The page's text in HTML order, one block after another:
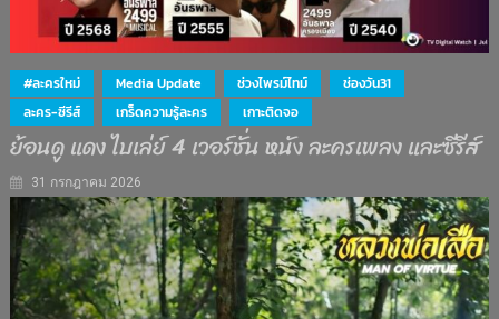
#ละครใหม่ Media Update ช่วงไพรม์ไทม์
ช่องวัน31
ละคร-ซีรีส์
เกร็ดความรู้ละคร เกาะติดจอ
ย้อนดู แดง ไบเล่ย์ 4 เวอร์ชั่น หนัง ละครเพลง และซีรีส์
31 กรกฎาคม 2026